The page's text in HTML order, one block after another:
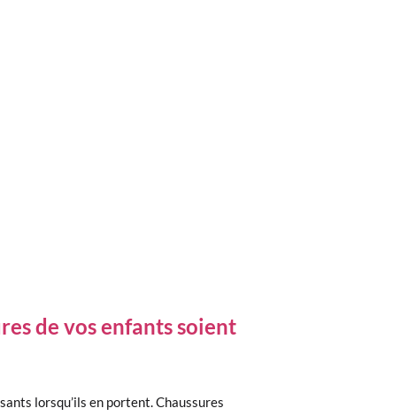
de vos enfants soient
lorsqu’ils en portent. Chaussures